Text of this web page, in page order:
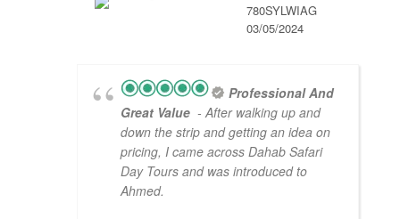
780SYLWIAG
03/05/2024
Professional And
Great Value - After walking up and
down the strip and getting an idea on
pricing, I came across Dahab Safari
Day Tours and was introduced to
Ahmed.